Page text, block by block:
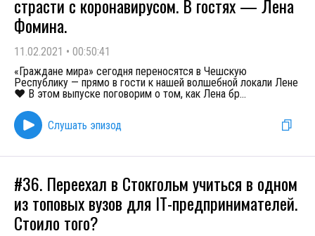
страсти с коронавирусом. В гостях — Лена
Фомина.
11.02.2021 • 00:50:41
«Граждане мира» сегодня переносятся в Чешскую
Республику — прямо в гости к нашей волшебной локали Лене
❤️ В этом выпуске поговорим о том, как Лена бр...
Слушать эпизод
#36. Переехал в Стокгольм учиться в одном
из топовых вузов для IT-предпринимателей.
Стоило того?